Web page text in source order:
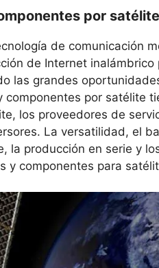
por satélite
de comunicación
de Internet
las grandes
por satélite
los proveedores de
La versatilidad, el
la producción en serie y
y componentes para